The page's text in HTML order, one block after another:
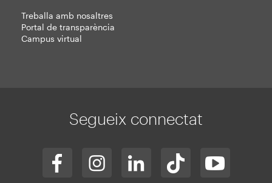
Treballa amb nosaltres
Portal de transparència
Campus virtual
Segueix connectat